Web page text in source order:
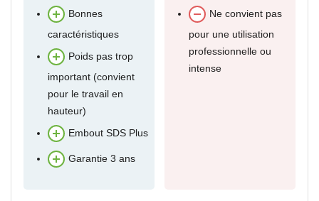
Bonnes
caractéristiques
Poids pas trop
important (convient
pour le travail en
hauteur)
Embout SDS Plus
Garantie 3 ans
Ne convient pas
pour une utilisation
professionnelle ou
intense